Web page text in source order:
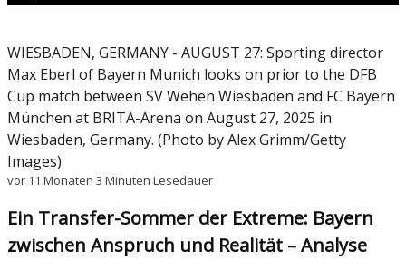
WIESBADEN, GERMANY - AUGUST 27: Sporting director
Max Eberl of Bayern Munich looks on prior to the DFB
Cup match between SV Wehen Wiesbaden and FC Bayern
München at BRITA-Arena on August 27, 2025 in
Wiesbaden, Germany. (Photo by Alex Grimm/Getty
Images)
vor 11 Monaten 3 Minuten Lesedauer
Ein Transfer-Sommer der Extreme: Bayern
zwischen Anspruch und Realität – Analyse